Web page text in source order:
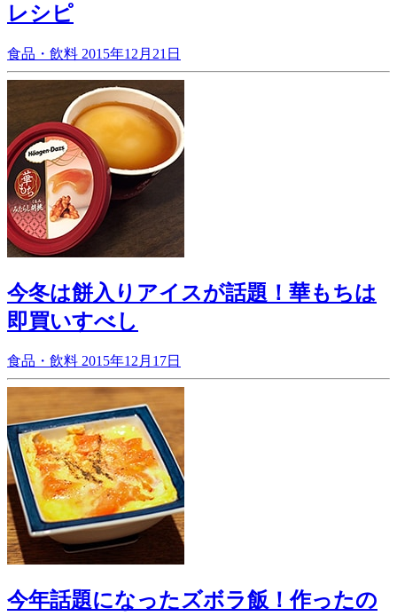
レシピ
食品・飲料 2015年12月21日
今冬は餅入りアイスが話題！華もちは
即買いすべし
食品・飲料 2015年12月17日
今年話題になったズボラ飯！作ったの